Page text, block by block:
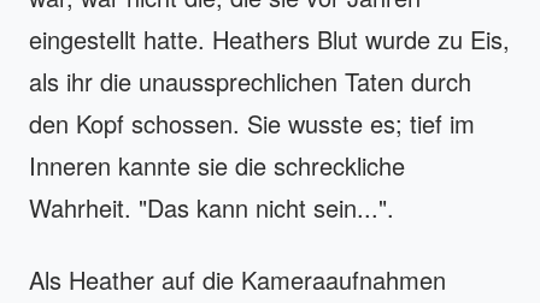
eingestellt hatte. Heathers Blut wurde zu Eis,
als ihr die unaussprechlichen Taten durch
den Kopf schossen. Sie wusste es; tief im
Inneren kannte sie die schreckliche
Wahrheit. "Das kann nicht sein...".
Als Heather auf die Kameraaufnahmen